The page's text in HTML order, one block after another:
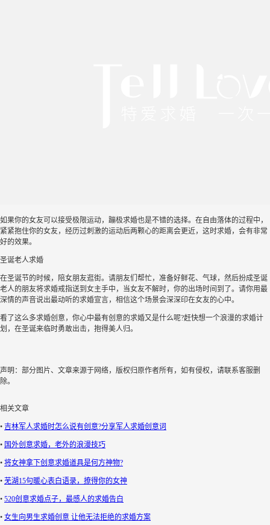
如果你的女友可以接受极限运动，蹦极求婚也是不错的选择。在自由落体的过程中，
紧紧抱住你的女友，经历过刺激的运动后两颗心的距离会更近，这时求婚，会有非常
好的效果。
圣诞老人求婚
在圣诞节的时候，陪女朋友逛街。请朋友们帮忙，准备好鲜花、气球，然后扮成圣诞
老人的朋友将求婚戒指送到女主手中，当女友不解时，你的出场时间到了。请你用最
深情的声音说出最动听的求婚宣言，相信这个场景会深深印在女友的心中。
看了这么多求婚创意，你心中最有创意的求婚又是什么呢?赶快想一个浪漫的求婚计
划，在圣诞来临时勇敢出击，抱得美人归。
声明：部分图片、文章来源于网络，版权归原作者所有，如有侵权，请联系客服删
除。
相关文章
• 吉林军人求婚时怎么说有创意?分享军人求婚创意词
• 国外创意求婚，老外的浪漫技巧
• 将女神拿下创意求婚道具是何方神物?
• 芜湖15句暖心表白语录，撩得你的女神
• 520创意求婚点子，最感人的求婚告白
• 女生向男生求婚创意 让他无法拒绝的求婚方案